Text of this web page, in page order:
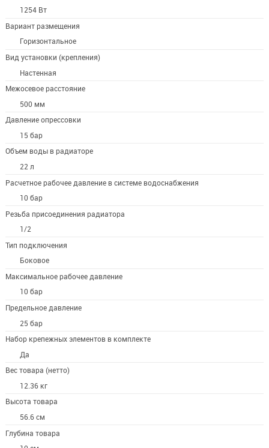
1254 Вт
Вариант размещения
Горизонтальное
Вид установки (крепления)
Настенная
Межосевое расстояние
500 мм
Давление опрессовки
15 бар
Объем воды в радиаторе
22 л
Расчетное рабочее давление в системе водоснабжения
10 бар
Резьба присоединения радиатора
1/2
Тип подключения
Боковое
Максимальное рабочее давление
10 бар
Предельное давление
25 бар
Набор крепежных элементов в комплекте
Да
Вес товара (нетто)
12.36 кг
Высота товара
56.6 см
Глубина товара